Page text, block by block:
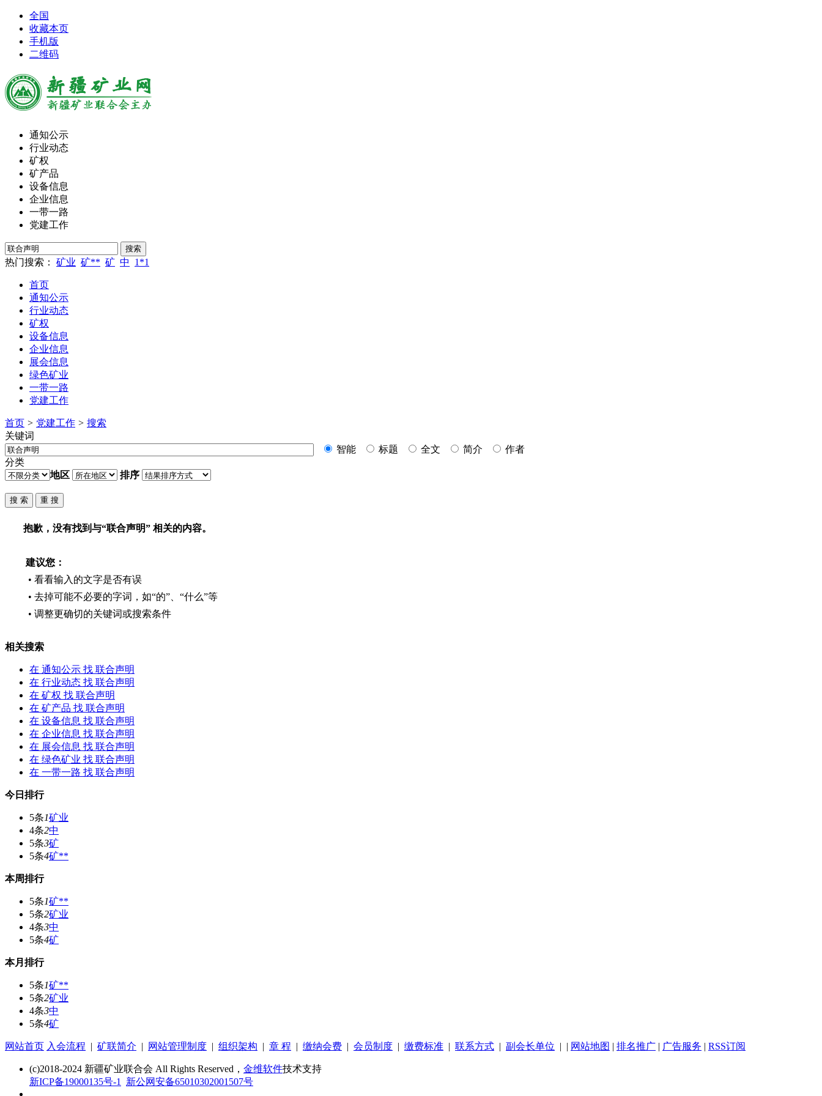
全国
收藏本页
手机版
二维码
通知公示
行业动态
矿权
矿产品
设备信息
企业信息
一带一路
党建工作
热门搜索： 矿业 矿** 矿 中 1*1
首页
通知公示
行业动态
矿权
设备信息
企业信息
展会信息
绿色矿业
一带一路
党建工作
首页 > 党建工作 > 搜索
关键词
智能
标题 全文 简介
作者
分类
地区
排序
抱歉，没有找到与“联合声明” 相关的内容。
建议您：
• 看看输入的文字是否有误
• 去掉可能不必要的字词，如“的”、“什么”等
• 调整更确切的关键词或搜索条件
相关搜索
在 通知公示 找 联合声明
在 行业动态 找 联合声明
在 矿权 找 联合声明
在 矿产品 找 联合声明
在 设备信息 找 联合声明
在 企业信息 找 联合声明
在 展会信息 找 联合声明
在 绿色矿业 找 联合声明
在 一带一路 找 联合声明
今日排行
5条1矿业
4条2中
5条3矿
5条4矿**
本周排行
5条1矿**
5条2矿业
4条3中
5条4矿
本月排行
5条1矿**
5条2矿业
4条3中
5条4矿
网站首页 入会流程 | 矿联简介 | 网站管理制度 | 组织架构 | 章 程 | 缴纳会费 | 会员制度 | 缴费标准 | 联系方式 | 副会长单位 | | 网站地图 | 排名推广 | 广告服务 | RSS订阅
(c)2018-2024 新疆矿业联合会 All Rights Reserved， 金维软件技术支持
新ICP备19000135号-1
新公网安备65010302001507号